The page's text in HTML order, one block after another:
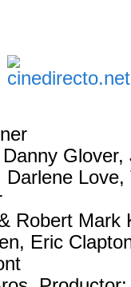
Darlene
Robert Mark
Eric